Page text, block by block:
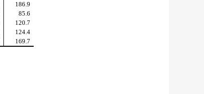
186.9
85.6
120.7
124.4
169.7